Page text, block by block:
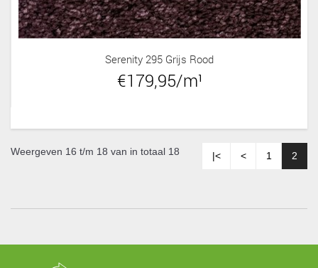
Serenity 295 Grijs Rood
€179,95/m¹
Weergeven 16 t/m 18 van in totaal 18 |< < 1 2